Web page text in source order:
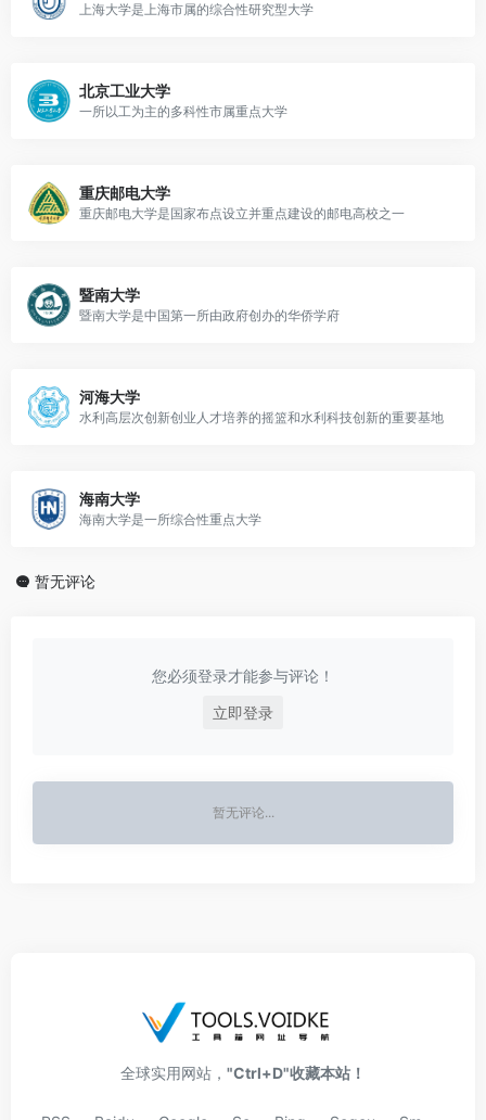
上海大学是上海市属的综合性研究型大学
北京工业大学
一所以工为主的多科性市属重点大学
重庆邮电大学
重庆邮电大学是国家布点设立并重点建设的邮电高校之一
暨南大学
暨南大学是中国第一所由政府创办的华侨学府
河海大学
水利高层次创新创业人才培养的摇篮和水利科技创新的重要基地
海南大学
海南大学是一所综合性重点大学
暂无评论
您必须登录才能参与评论！
立即登录
暂无评论...
全球实用网站， "Ctrl+D"收藏本站！